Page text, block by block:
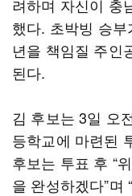
려하며 자신이 충
했다. 초박빙 승
년을 책임질 주인
된다.
김 후보는 3일 오
등학교에 마련된
후보는 투표 후 “
을 완성하겠다”며